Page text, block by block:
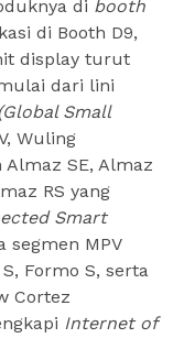
di booth
di Booth D9,
display turut
dari lini
Small
Wuling
SE, Almaz
RS yang
Smart
segmen MPV
Formo S, serta
Cortez
Internet of